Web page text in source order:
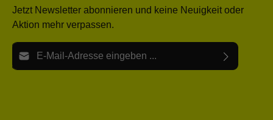
Jetzt Newsletter abonnieren und keine Neuigkeit oder
Aktion mehr verpassen.
E-Mail-Adresse*